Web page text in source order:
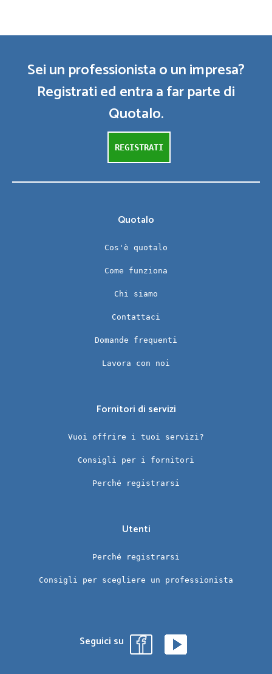
Sei un professionista o un impresa?
Registrati ed entra a far parte di
Quotalo.
REGISTRATI
Quotalo
Cos'è quotalo
Come funziona
Chi siamo
Contattaci
Domande frequenti
Lavora con noi
Fornitori di servizi
Vuoi offrire i tuoi servizi?
Consigli per i fornitori
Perché registrarsi
Utenti
Perché registrarsi
Consigli per scegliere un professionista
Seguici su